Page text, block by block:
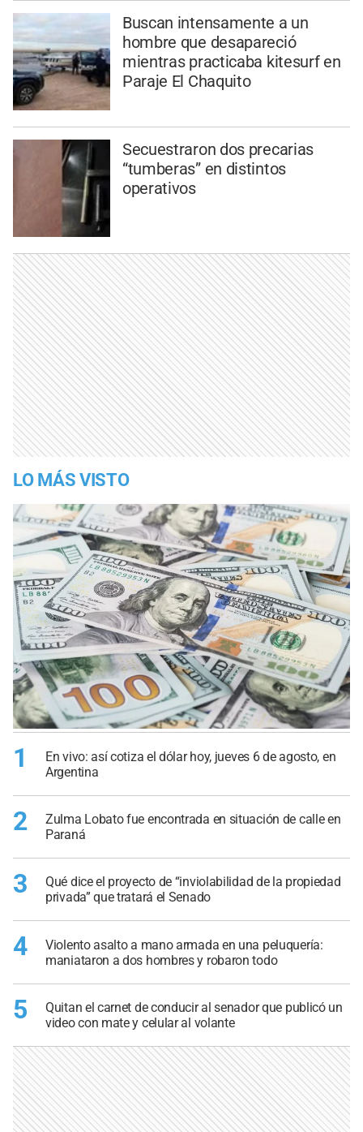
Buscan intensamente a un
hombre que desapareció
mientras practicaba kitesurf en
Paraje El Chaquito
Secuestraron dos precarias
“tumberas” en distintos
operativos
LO MÁS VISTO
1
En vivo: así cotiza el dólar hoy, jueves 6 de agosto, en
Argentina
2
Zulma Lobato fue encontrada en situación de calle en
Paraná
3
Qué dice el proyecto de “inviolabilidad de la propiedad
privada” que tratará el Senado
4
Violento asalto a mano armada en una peluquería:
maniataron a dos hombres y robaron todo
5
Quitan el carnet de conducir al senador que publicó un
video con mate y celular al volante